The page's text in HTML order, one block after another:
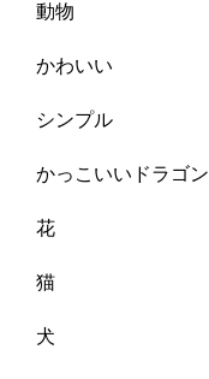
動物
かわいい
シンプル
かっこいいドラゴン
花
猫
犬